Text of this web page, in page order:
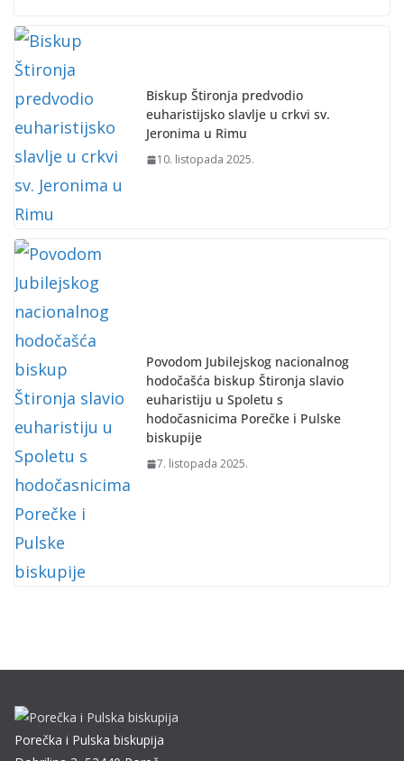
Biskup Štironja predvodio
euharistijsko slavlje u crkvi sv.
Jeronima u Rimu
10. listopada 2025.
Povodom Jubilejskog nacionalnog
hodočašća biskup Štironja slavio
euharistiju u Spoletu s
hodočasnicima Porečke i Pulske
biskupije
7. listopada 2025.
Porečka i Pulska biskupija